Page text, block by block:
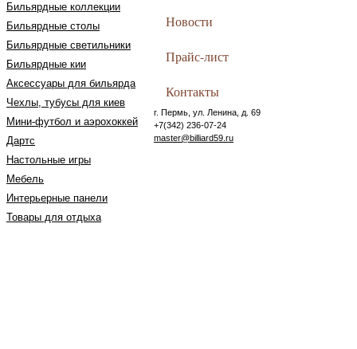
Бильярдные коллекции
Бильярдные столы
Бильярдные светильники
Бильярдные кии
Аксессуары для бильярда
Чехлы, тубусы для киев
Мини-футбол и аэрохоккей
Дартс
Настольные игры
Мебель
Интерьерные панели
Товары для отдыха
Новости
Прайс-лист
Контакты
г. Пермь, ул. Ленина, д. 69
+7(342) 236-07-24
master@billiard59.ru